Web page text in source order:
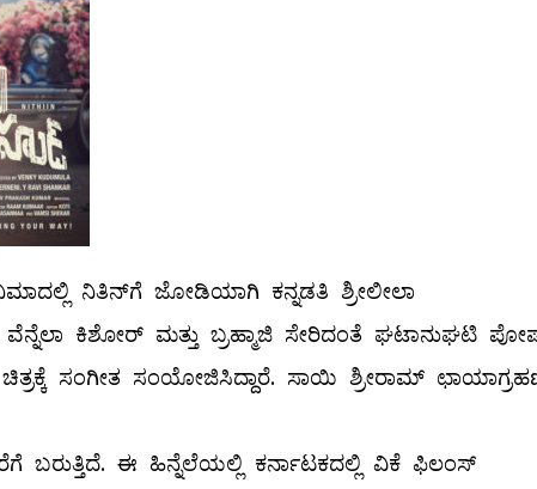
ನಿತಿನ್‌ಗೆ ಜೋಡಿಯಾಗಿ ಕನ್ನಡತಿ ಶ್ರೀಲೀಲಾ
ವೆನ್ನೆಲಾ ಕಿಶೋರ್ ಮತ್ತು ಬ್ರಹ್ಮಾಜಿ ಸೇರಿದಂತೆ ಘಟಾನುಘಟಿ
ಚಿತ್ರಕ್ಕೆ ಸಂಗೀತ ಸಂಯೋಜಿಸಿದ್ದಾರೆ. ಸಾಯಿ ಶ್ರೀರಾಮ್
ಈ ಹಿನ್ನೆಲೆಯಲ್ಲಿ ಕರ್ನಾಟಕದಲ್ಲಿ ವಿಕೆ ಫಿಲಂಸ್‌